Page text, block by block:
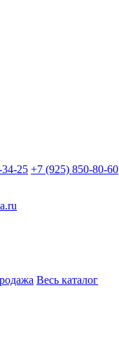
25 +7 (925) 850-80-60
Весь каталог